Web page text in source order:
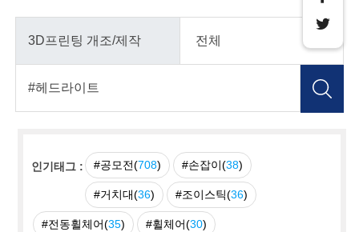
인기태그 : #공모전(708) #손잡이(38)
#거치대(36) #조이스틱(36)
#전동휠체어(35) #휠체어(30)